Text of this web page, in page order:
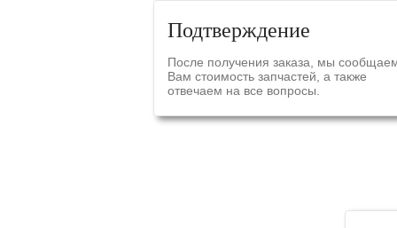
Подтверждение
После получения заказа, мы
Вам стоимость запчастей, а также
отвечаем на все вопросы.